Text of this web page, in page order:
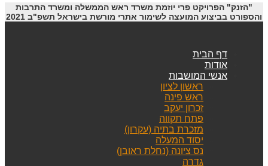
"הזנק" הפרויקט פרי יוזמת משרד ראש הממשלה ומשרד התרבות
והספורט בביצוע המועצה לשימור אתרי מורשת בישראל תשפ"ב 2021
דף הבית
אודות
אנשי המושבות
ראשון לציון
ראש פינה
זכרון יעקב
פתח תקווה
מזכרת בתיה (עקרון)
יסוד המעלה
נס ציונה (נחלת ראובן)
גדרה